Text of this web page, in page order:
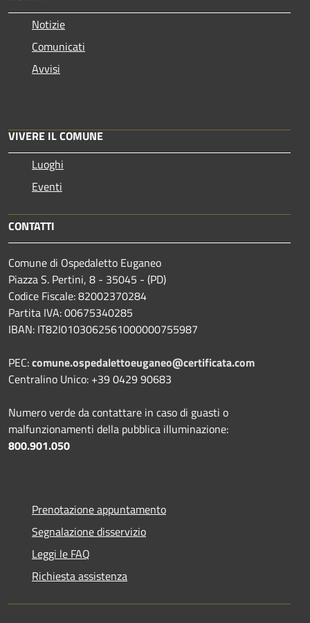
Notizie
Comunicati
Avvisi
VIVERE IL COMUNE
Luoghi
Eventi
CONTATTI
Comune di Ospedaletto Euganeo
Piazza S. Pertini, 8 - 35045 - (PD)
Codice Fiscale: 82002370284
Partita IVA: 00675340285
IBAN: IT82I0103062561000000755987
PEC:comune.ospedalettoeuganeo@certificata.com
Centralino Unico: +39 0429 90683
Numero verde da contattare in caso di guasti o
malfunzionamenti della pubblica illuminazione:
800.901.050
Prenotazione appuntamento
Segnalazione disservizio
Leggi le FAQ
Richiesta assistenza